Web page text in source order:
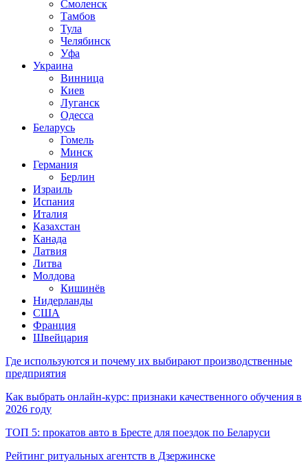
Смоленск
Тамбов
Тула
Челябинск
Уфа
Украина
Винница
Киев
Луганск
Одесса
Беларусь
Гомель
Минск
Германия
Берлин
Израиль
Испания
Италия
Казахстан
Канада
Латвия
Литва
Молдова
Кишинёв
Нидерланды
США
Франция
Швейцария
Где используются и почему их выбирают производственные
предприятия
Как выбрать онлайн-курс: признаки качественного обучения в
2026 году
ТОП 5: прокатов авто в Бресте для поездок по Беларуси
Рейтинг ритуальных агентств в Дзержинске